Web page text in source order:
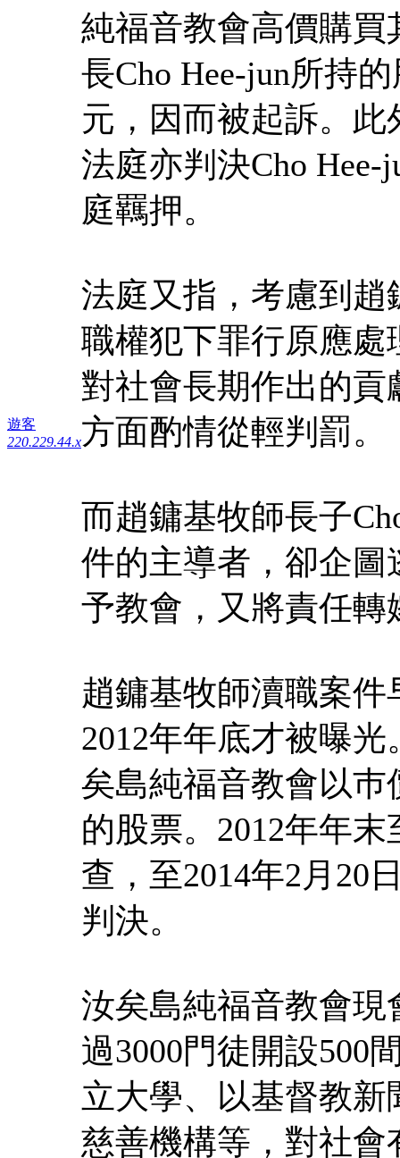
遊客
220.229.44.x
純福音教會高價購
長Cho Hee-jun所持
元，因而被起訴。
法庭亦判決Cho
庭羈押。
法庭又指，考慮到
職權犯下罪行原應
對社會長期作出的
方面酌情從輕判罰。
而趙鏞基牧師長子
件的主導者，卻企
予教會，又將責任
趙鏞基牧師瀆職案件
2012年年底才被曝
矣島純福音教會以巿
的股票。2012年年
查，至2014年2月20
判決。
汝矣島純福音教會現
過3000門徒開設500
立大學、以基督教
慈善機構等，對社會